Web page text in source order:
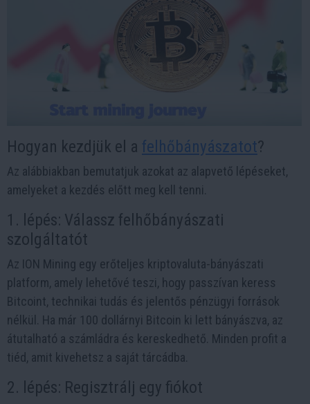
Hogyan kezdjük el a felhőbányászatot?
Az alábbiakban bemutatjuk azokat az alapvető lépéseket,
amelyeket a kezdés előtt meg kell tenni.
1. lépés: Válassz felhőbányászati
szolgáltatót
Az ION Mining egy erőteljes kriptovaluta-bányászati
platform, amely lehetővé teszi, hogy passzívan keress
Bitcoint, technikai tudás és jelentős pénzügyi források
nélkül. Ha már 100 dollárnyi Bitcoin ki lett bányászva, az
átutalható a számládra és kereskedhető. Minden profit a
tiéd, amit kivehetsz a saját tárcádba.
2. lépés: Regisztrálj egy fiókot